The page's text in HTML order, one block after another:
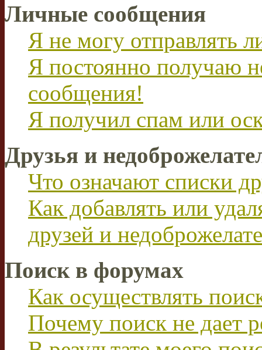
Личные сообщения
Я не могу отправлять
Я постоянно получаю
сообщения!
Я получил спам или
Друзья и
Что означают списки
Как добавлять или
друзей и
Поиск в форумах
Как осуществлять
Почему поиск не дает